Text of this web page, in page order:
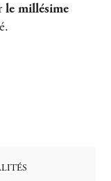
le millésime